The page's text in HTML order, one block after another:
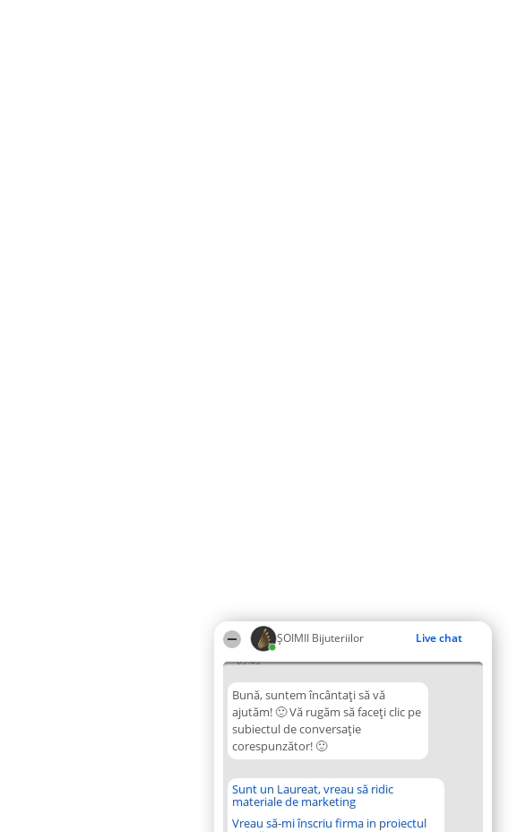
ŞOIMII Bijuteriilor Live chat
09:45
Bună, suntem încântați să vă
ajutăm! 🙂 Vă rugăm să faceți clic pe
subiectul de conversație
corespunzător! 🙂
Sunt un Laureat, vreau să ridic
materiale de marketing
Vreau să-mi înscriu firma in proiectul